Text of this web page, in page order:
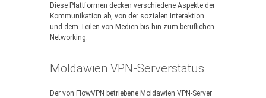
Diese Plattformen decken verschiedene Aspekte der
Kommunikation ab, von der sozialen Interaktion
und dem Teilen von Medien bis hin zum beruflichen
Networking.
Moldawien VPN-Serverstatus
Der von FlowVPN betriebene Moldawien VPN-Server